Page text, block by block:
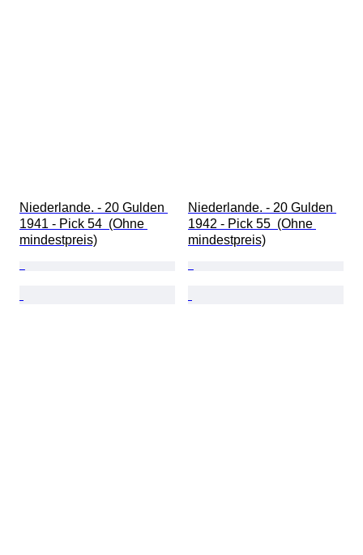
Niederlande. - 20 Gulden
1941 - Pick 54  (Ohne
mindestpreis)
Niederlande. - 20 Gulden
1942 - Pick 55  (Ohne
mindestpreis)